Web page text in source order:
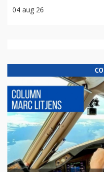
04 aug 26